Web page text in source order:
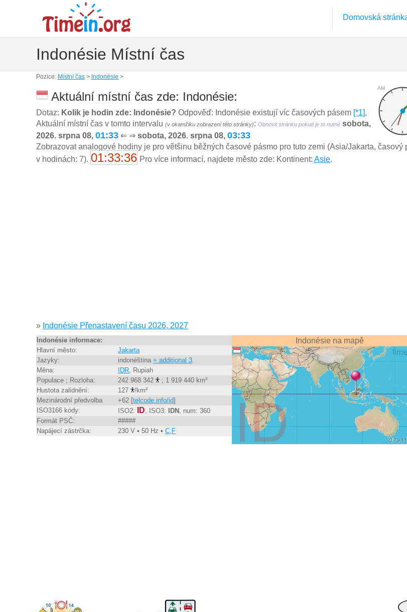
Domovská
Indonésie Místní čas
Pozice: Místní čas > Indonésie >
AM
Aktuální místní čas zde: Indonésie:
Dotaz: Kolik je hodin zde: Indonésie? Odpověď: Indonésie existují víc časových pásem [*1],
Aktuální místní čas v tomto intervalu (v okamžiku zobrazení této stránky): Obnovit stránku pokud je to nutné sobota,
2026. srpna 08, 01:33 ⇐ ⇒ sobota, 2026. srpna 08, 03:33
Zobrazovat analogové hodiny je pro většinu běžných časové pásmo pro tuto zemi (Asia/Jakarta, časový
v hodinách: 7). 01:33:36 Pro více informací, najdete město zde: Kontinent: Asie.
» Indonésie Přenastavení času 2026, 2027
Indonésie informace:
Hlavní město:
Jakarta
Jazyky:
indonéština + additional 3.
Měna:
IDR, Rupiah
Populace ; Rozloha:
242 968 342
; 1 919 440 km²
Hustota zalidnění:
127
/km²
Mezinárodní předvolba
+62 [telcode.info/id]
ISO3166 kódy:
ISO2: ID, ISO3: IDN , num: 360
Formát PSČ:
#####
Napájecí zástrčka:
230 V • 50 Hz • C,F
Indonésie na mapě